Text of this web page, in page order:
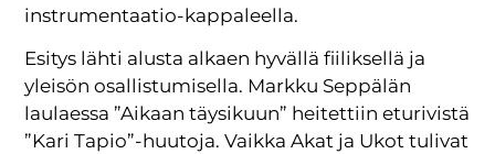
instrumentaatio-kappaleella.
Esitys lähti alusta alkaen hyvällä fiiliksellä ja
yleisön osallistumisella. Markku Seppälän
laulaessa ”Aikaan täysikuun” heitettiin eturivistä
”Kari Tapio”-huutoja. Vaikka Akat ja Ukot tulivat